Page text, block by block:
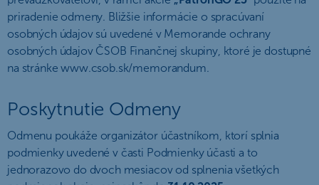
priradenie odmeny. Bližšie informácie o spracúvaní
osobných údajov sú uvedené v Memorande ochrany
osobných údajov ČSOB Finančnej skupiny, ktoré je dostupné
na stránke www.csob.sk/memorandum.
Poskytnutie Odmeny
Odmenu poukáže organizátor účastníkom, ktorí splnia
podmienky uvedené v časti Podmienky účasti a to
jednorazovo do dvoch mesiacov od splnenia všetkých